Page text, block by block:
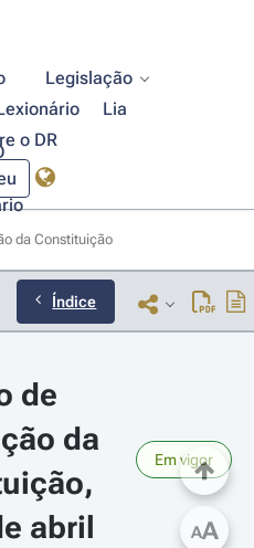
Legislação
Lia
o DR
da Constituição
Índice
de
da
abril
Em vigor
AA